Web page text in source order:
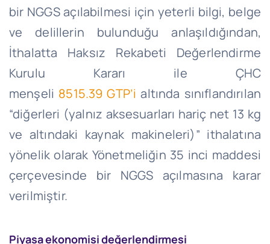
bir NGGS açılabilmesi için yeterli bilgi, belge
ve delillerin bulunduğu anlaşıldığından,
İthalatta Haksız Rekabeti Değerlendirme
Kurulu Kararı ile ÇHC
menşeli 8515.39 GTP’i altında sınıflandırılan
“diğerleri (yalnız aksesuarları hariç net 13 kg
ve altındaki kaynak makineleri)” ithalatına
yönelik olarak Yönetmeliğin 35 inci maddesi
çerçevesinde bir NGGS açılmasına karar
verilmiştir.
Piyasa ekonomisi değerlendirmesi